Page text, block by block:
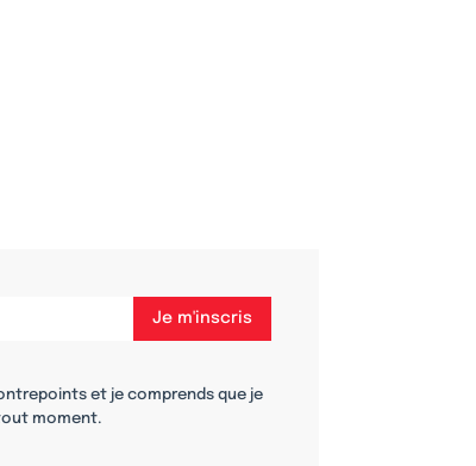
et je comprends que je
moment.